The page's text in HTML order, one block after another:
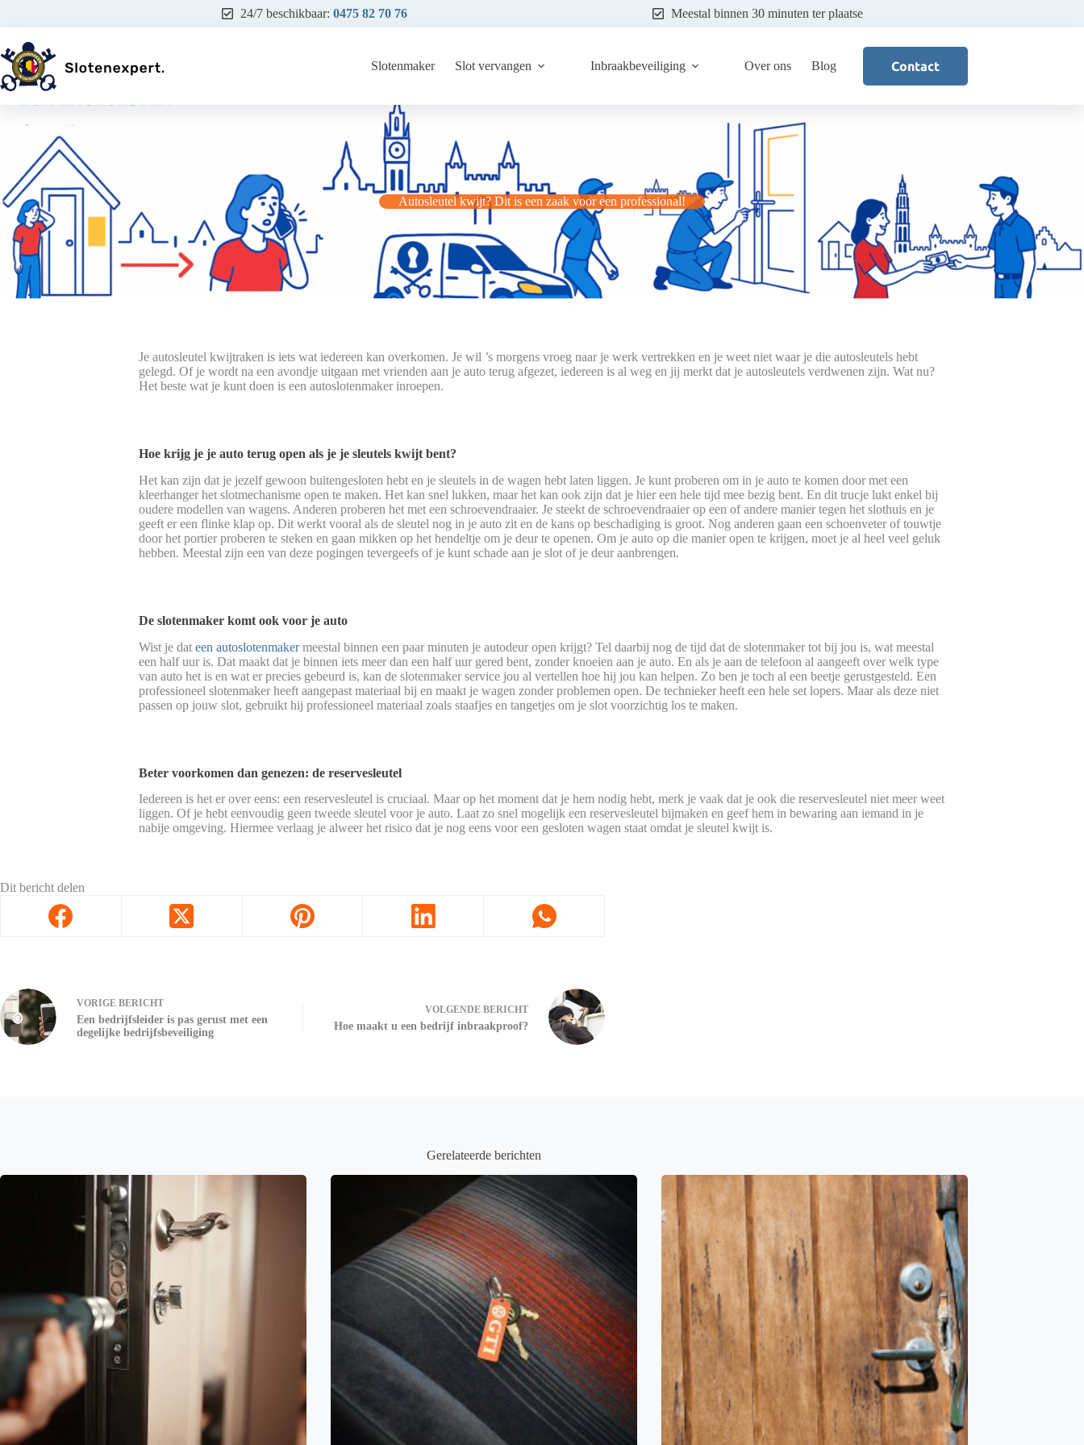
inhoud
24/7 beschikbaar: 0475 82 70 76 Meestal binnen 30 minuten ter plaatse
Slotenmaker Slot vervangen Inbraakbeveiliging Over ons Blog Contact
Autosleutel kwijt? Dit is een zaak voor een professional!
Je autosleutel kwijtraken is iets wat iedereen kan overkomen. Je wil ’s morgens vroeg naar je werk vertrekken en je weet niet waar je die autosleutels hebt
gelegd. Of je wordt na een avondje uitgaan met vrienden aan je auto terug afgezet, iedereen is al weg en jij merkt dat je autosleutels verdwenen zijn. Wat nu?
Het beste wat je kunt doen is een autoslotenmaker inroepen.
Hoe krijg je je auto terug open als je je sleutels kwijt bent?
Het kan zijn dat je jezelf gewoon buitengesloten hebt en je sleutels in de wagen hebt laten liggen. Je kunt proberen om in je auto te komen door met een
kleerhanger het slotmechanisme open te maken. Het kan snel lukken, maar het kan ook zijn dat je hier een hele tijd mee bezig bent. En dit trucje lukt enkel bij
oudere modellen van wagens. Anderen proberen het met een schroevendraaier. Je steekt de schroevendraaier op een of andere manier tegen het slothuis en je
geeft er een flinke klap op. Dit werkt vooral als de sleutel nog in je auto zit en de kans op beschadiging is groot. Nog anderen gaan een schoenveter of touwtje
door het portier proberen te steken en gaan mikken op het hendeltje om je deur te openen. Om je auto op die manier open te krijgen, moet je al heel veel geluk
hebben. Meestal zijn een van deze pogingen tevergeefs of je kunt schade aan je slot of je deur aanbrengen.
De slotenmaker komt ook voor je auto
Wist je dat een autoslotenmakermeestal binnen een paar minuten je autodeur open krijgt? Tel daarbij nog de tijd dat de slotenmaker tot bij jou is, wat meestal
een half uur is. Dat maakt dat je binnen iets meer dan een half uur gered bent, zonder knoeien aan je auto. En als je aan de telefoon al aangeeft over welk type
van auto het is en wat er precies gebeurd is, kan de slotenmaker service jou al vertellen hoe hij jou kan helpen. Zo ben je toch al een beetje gerustgesteld. Een
professioneel slotenmaker heeft aangepast materiaal bij en maakt je wagen zonder problemen open. De technieker heeft een hele set lopers. Maar als deze niet
passen op jouw slot, gebruikt hij professioneel materiaal zoals staafjes en tangetjes om je slot voorzichtig los te maken.
Beter voorkomen dan genezen: de reservesleutel
Iedereen is het er over eens: een reservesleutel is cruciaal. Maar op het moment dat je hem nodig hebt, merk je vaak dat je ook die reservesleutel niet meer weet
liggen. Of je hebt eenvoudig geen tweede sleutel voor je auto. Laat zo snel mogelijk een reservesleutel bijmaken en geef hem in bewaring aan iemand in je
nabije omgeving. Hiermee verlaag je alweer het risico dat je nog eens voor een gesloten wagen staat omdat je sleutel kwijt is.
Dit bericht delen
VORIGE BERICHT
Een bedrijfsleider is pas gerust met een
degelijke bedrijfsbeveiliging
VOLGENDE BERICHT
Hoe maakt u een bedrijf inbraakproof?
Gerelateerde berichten